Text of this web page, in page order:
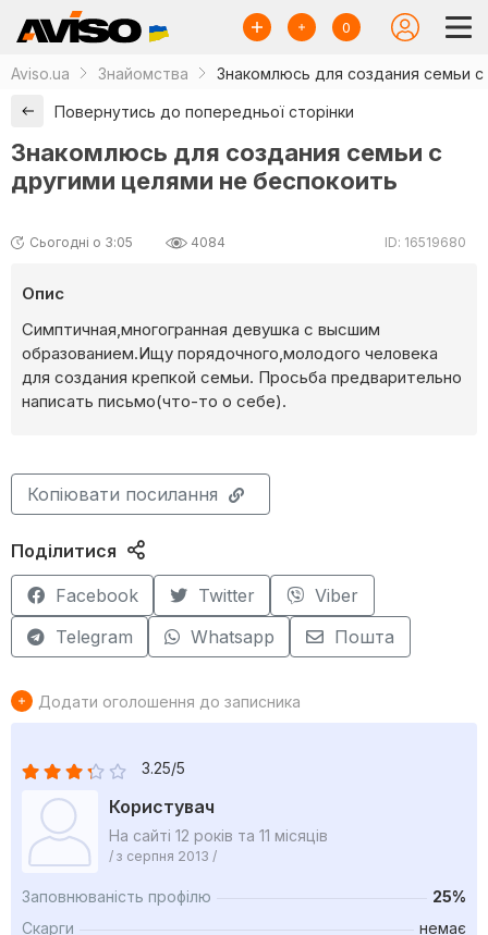
0
Aviso.ua Знайомства Знакомлюсь для создания семьи
Повернутись до попередньої сторінки
Знакомлюсь для создания семьи с
другими целями не беспокоить
Сьогодні о 3:05 4084 ID: 16519680
Опис
Симптичная,многогранная девушка с высшим
образованием.Ищу порядочного,молодого человека
для создания крепкой семьи. Просьба предварительно
написать письмо(что-то о себе).
Копіювати посилання
Поділитися
Facebook Twitter
Viber
Telegram
Whatsapp Пошта
Додати оголошення до записника
3.25/5
Користувач
На сайті 12 років та 11 місяців
/ з серпня 2013 /
Заповнюваність профілю
25%
Скарги
немає